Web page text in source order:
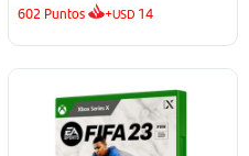
602 Puntos +USD 14